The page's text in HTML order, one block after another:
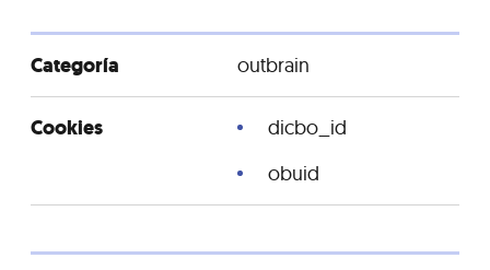
outbrain
dicbo_id
obuid